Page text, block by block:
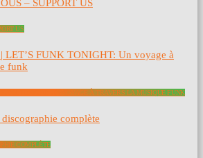
US
FUNK TONIGHT: UN VOYAGE À TRAVERS LA MUSIQUE FUNK
COMPLÈTE